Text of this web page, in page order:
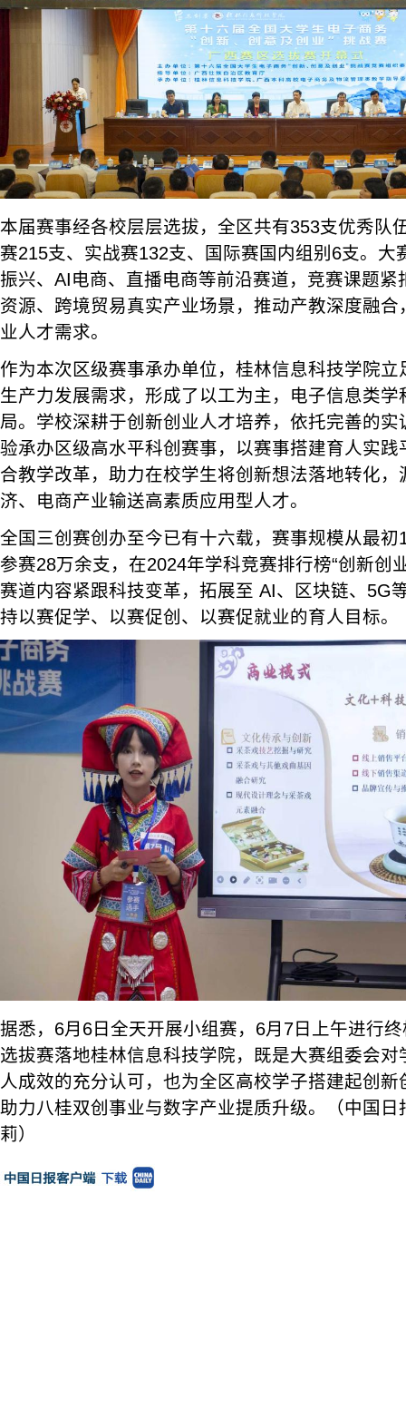
本届赛事经各校层层选拔，全区共有353支优秀队
赛215支、实战赛132支、国际赛国内组别6支。大
振兴、AI电商、直播电商等前沿赛道，竞赛课题紧
资源、跨境贸易真实产业场景，推动产教深度融
业人才需求。
作为本次区级赛事承办单位，桂林信息科技学院
生产力发展需求，形成了以工为主，电子信息类
局。学校深耕于创新创业人才培养，依托完善的
验承办区级高水平科创赛事，以赛事搭建育人实
合教学改革，助力在校学生将创新想法落地转化
济、电商产业输送高素质应用型人才。
全国三创赛创办至今已有十六载，赛事规模从最
参赛28万余支，在2024年学科竞赛排行榜“创新创
赛道内容紧跟科技变革，拓展至 AI、区块链、5G
持以赛促学、以赛促创、以赛促就业的育人目标。
据悉，6月6日全天开展小组赛，6月7日上午进行
选拔赛落地桂林信息科技学院，既是大赛组委会
人成效的充分认可，也为全区高校学子搭建起创
助力八桂双创事业与数字产业提质升级。（中国
莉）